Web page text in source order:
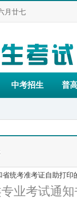
月廿七
中考招生 普
统考准考证自助打印
业考试通